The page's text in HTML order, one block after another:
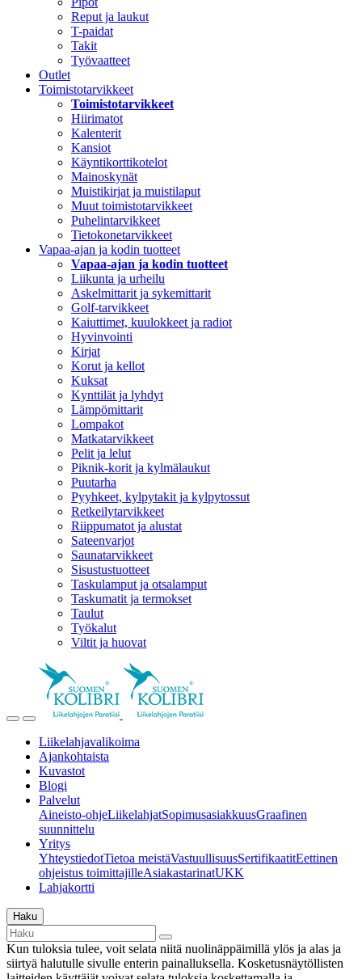
Reput ja laukut
T-paidat
Takit
Työvaatteet
Outlet
Toimistotarvikkeet
Toimistotarvikkeet
Hiirimatot
Kalenterit
Kansiot
Käyntikorttikotelot
Mainoskynät
Muistikirjat ja muistilaput
Muut toimistotarvikkeet
Puhelintarvikkeet
Tietokonetarvikkeet
Vapaa-ajan ja kodin tuotteet
Vapaa-ajan ja kodin tuotteet
Liikunta ja urheilu
Askelmittarit ja sykemittarit
Golf-tarvikkeet
Kaiuttimet, kuulokkeet ja radiot
Hyvinvointi
Kirjat
Korut ja kellot
Kuksat
Kynttilät ja lyhdyt
Lämpömittarit
Lompakot
Matkatarvikkeet
Pelit ja lelut
Piknik-korit ja kylmälaukut
Puutarha
Pyyhkeet, kylpytakit ja kylpytossut
Retkeilytarvikkeet
Riippumatot ja alustat
Sateenvarjot
Saunatarvikkeet
Sisustustuotteet
Taskulamput ja otsalamput
Taskumatit ja termokset
Taulut
Työkalut
Viltit ja huovat
Liikelahjavalikoima
Ajankohtaista
Kuvastot
Blogi
Palvelut
Aineisto-ohjeLiikelahjatSopimusasiakkuusGraafinen
suunnittelu
Yritys
YhteystiedotTietoa meistäVastuullisuusSertifikaatitEettinen
ohjeistus toimittajilleAsiakastarinatUKK
Lahjakortti
Haku
Kun tuloksia tulee, voit selata niitä nuolinäppäimillä ylös ja alas ja
siirtyä halutulle sivulle enterin painalluksella. Kosketusnäytöllisten